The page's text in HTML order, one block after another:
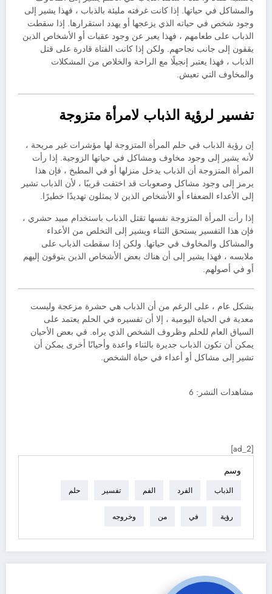
والمشاكل في حياتها. إذا كانت غرفته مليئة بالذباب ، فهذا يشير إلى
وجود شخص في حياته الذي يزعجها أو يهدد استقرارها. إذا سقطت
الذباب على طعامهم ، فهذا يعبر عن وجود عقبات أو الأشخاص الذين
يقفون إلى جانب نجاحهم. ولكن إذا كانت الفتاة قادرة على قتل
الذباب ، فهذا يعتبر إنجيلًا مع الراحة والخلاص من المشكلات
والمخاوف التي تعيش.
تفسير لرؤية الذباب لامرأة متزوجة
إن رؤية الذباب في حلم المرأة المتزوجة لها مؤشرات غير مريحة ،
لأنه يشير إلى وجود مخاوف ومشاكل في حياتها الزوجية. إذا رأت
المرأة المتزوجة أن الذباب يدخل منزلها أو في المطبخ ، فإن هذا
يرمز إلى وجود مشاكل وصعوبات قد اختفت قريبًا ، لأن الذباب تشير
إلى الأعداء الضعفاء أو الأشخاص الذين لا يمثلون تهديدًا خطيرًا.
إذا رأت المرأة المتزوجة نفسها تقتل الذباب باستخدام مبيد حشري ،
فإن هذا التفسير يستحق الثناء ويشير إلى التخلص من الأعداء
والمشاكل والمخاوف في حياتها. ولكن إذا سقطت الذباب على
ملابسه ، فهذا يشير إلى أن هناك بعض الأشخاص الذين يتوقون إليهم
أو في أصولهم.
بشكل عام ، على الرغم من أن الذباب هي حشرة مزعجة وليست
معدية في الحياة اليومية ، إلا أن تفسيره في الحلم يعتمد على
السياق العام للحلم وظروف الشخص الذي يراه. في بعض الأحيان
يمكن أن تكون الذباب جديرة بالثناء واعدة وأحيانًا أخرى يمكن أن
تشير إلى مشاكل أو أعداء في حياة الشخص.
مشاهدات النشر: 6
[ad_2]
وسم
الذباب الفرد الفم تفسير حلم
رؤية في من وخروجه